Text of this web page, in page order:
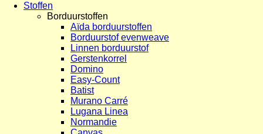
Stoffen
Borduurstoffen
Aïda borduurstoffen
Borduurstof evenweave
Linnen borduurstof
Gerstenkorrel
Domino
Easy-Count
Batist
Murano Carré
Lugana Linea
Normandie